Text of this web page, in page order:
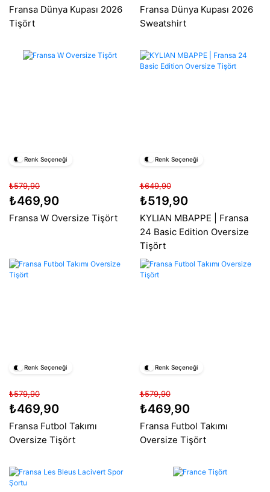
Fransa Dünya Kupası 2026
Tişört
Fransa Dünya Kupası 2026
Sweatshirt
Renk Seçeneği
₺579,90
₺469,90
Fransa W Oversize Tişört
Renk Seçeneği
₺649,90
₺519,90
KYLIAN MBAPPE | Fransa
24 Basic Edition Oversize
Tişört
Renk Seçeneği
₺579,90
₺469,90
Fransa Futbol Takımı
Oversize Tişört
Renk Seçeneği
₺579,90
₺469,90
Fransa Futbol Takımı
Oversize Tişört